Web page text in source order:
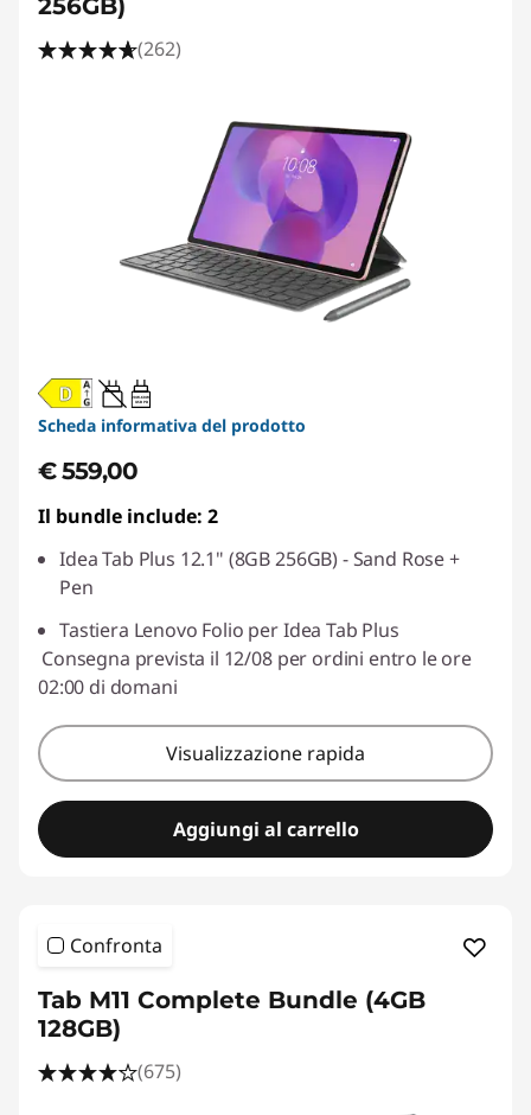
(262)
20W-60W
USB PD
Scheda informativa del prodotto
€ 559,00
Il bundle include: 2
Idea Tab Plus 12.1" (8GB 256GB) - Sand Rose +
Pen
Tastiera Lenovo Folio per Idea Tab Plus
Consegna prevista il 12/08 per ordini entro le ore
02:00 di domani
Visualizzazione rapida
Aggiungi al carrello
Confronta
Tab M11 Complete Bundle (4GB
128GB)
(675)